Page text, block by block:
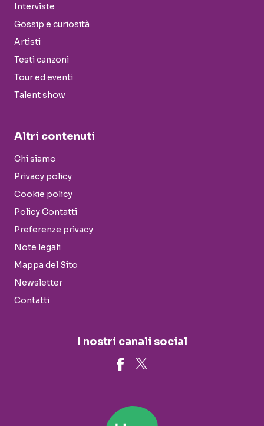
Interviste
Gossip e curiosità
Artisti
Testi canzoni
Tour ed eventi
Talent show
Altri contenuti
Chi siamo
Privacy policy
Cookie policy
Policy Contatti
Preferenze privacy
Note legali
Mappa del Sito
Newsletter
Contatti
I nostri canali social